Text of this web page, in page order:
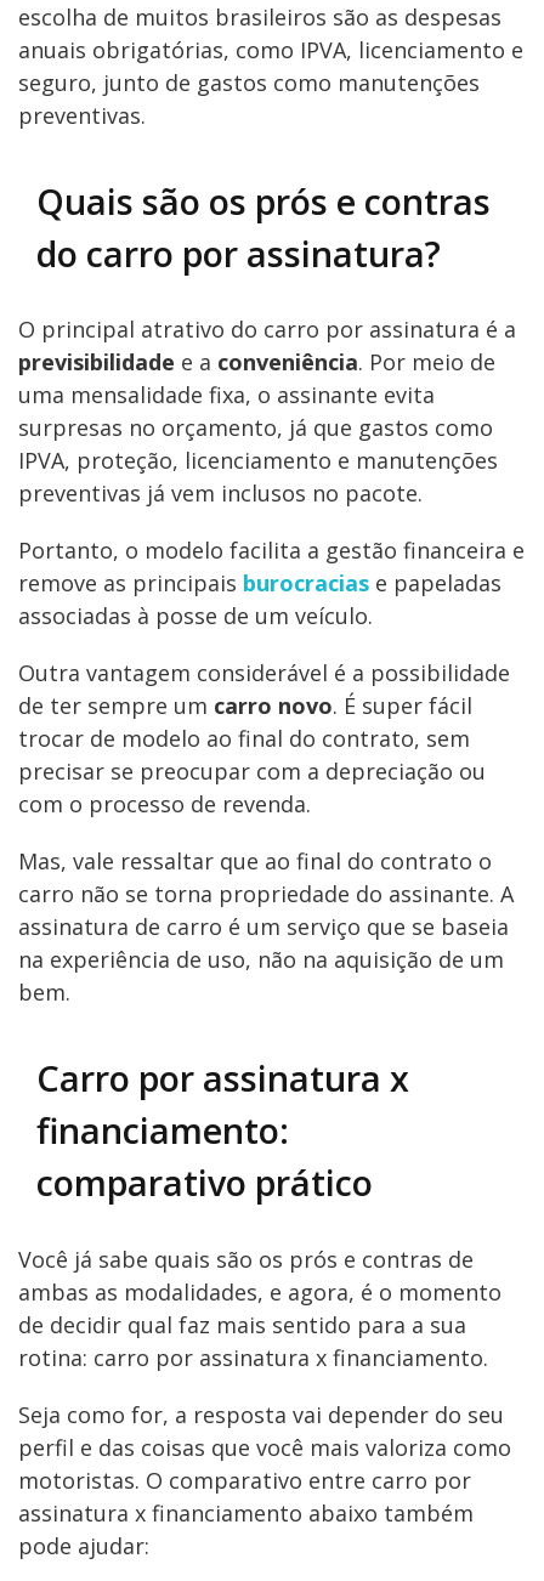
escolha de muitos brasileiros são as despesas
anuais obrigatórias, como IPVA, licenciamento e
seguro, junto de gastos como manutenções
preventivas.
Quais são os prós e contras
do carro por assinatura?
O principal atrativo do carro por assinatura é a
previsibilidade e a conveniência. Por meio de
uma mensalidade fixa, o assinante evita
surpresas no orçamento, já que gastos como
IPVA, proteção, licenciamento e manutenções
preventivas já vem inclusos no pacote.
Portanto, o modelo facilita a gestão financeira e
remove as principais burocracias e papeladas
associadas à posse de um veículo.
Outra vantagem considerável é a possibilidade
de ter sempre um carro novo. É super fácil
trocar de modelo ao final do contrato, sem
precisar se preocupar com a depreciação ou
com o processo de revenda.
Mas, vale ressaltar que ao final do contrato o
carro não se torna propriedade do assinante. A
assinatura de carro é um serviço que se baseia
na experiência de uso, não na aquisição de um
bem.
Carro por assinatura x
financiamento:
comparativo prático
Você já sabe quais são os prós e contras de
ambas as modalidades, e agora, é o momento
de decidir qual faz mais sentido para a sua
rotina: carro por assinatura x financiamento.
Seja como for, a resposta vai depender do seu
perfil e das coisas que você mais valoriza como
motoristas. O comparativo entre carro por
assinatura x financiamento abaixo também
pode ajudar: